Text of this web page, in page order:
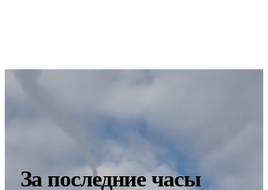
За последние часы